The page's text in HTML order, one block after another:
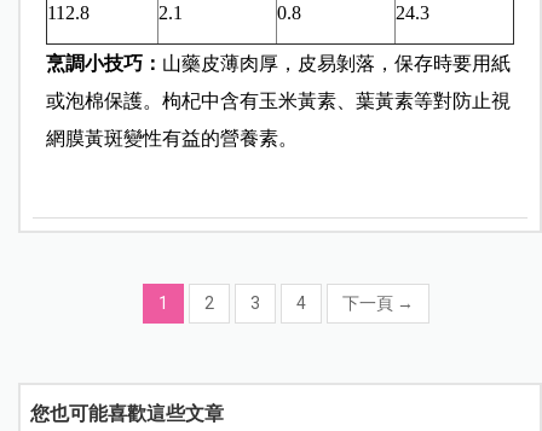
112.8 2.1 0.8 24.3
烹調小技巧： 山藥皮薄肉厚，皮易剝落，保存時要用紙
或泡棉保護。枸杞中含有玉米黃素、葉黃素等對防止視
網膜黃斑變性有益的營養素。
1 2 3 4 下一頁 →
您也可能喜歡這些文章